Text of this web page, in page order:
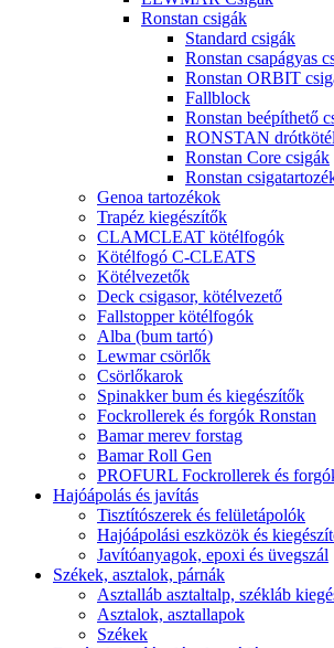
Ronstan csigák
Standard csigák
Ronstan csapágyas
Ronstan ORBIT
Fallblock
Ronstan beépíthető
RONSTAN
Ronstan Core csigák
Ronstan
Genoa tartozékok
Trapéz kiegészítők
CLAMCLEAT kötélfogók
Kötélfogó C-CLEATS
Kötélvezetők
Deck csigasor, kötélvezető
Fallstopper kötélfogók
Alba (bum tartó)
Lewmar csörlők
Csörlőkarok
Spinakker bum és kiegészítők
Fockrollerek és forgók Ronstan
Bamar merev forstag
Bamar Roll Gen
PROFURL Fockrollerek és
Hajóápolás és javítás
Tisztítószerek és felületápolók
Hajóápolási eszközök és
Javítóanyagok, epoxi és üvegszál
Székek, asztalok, párnák
Asztalláb asztaltalp, székláb
Asztalok, asztallapok
Székek